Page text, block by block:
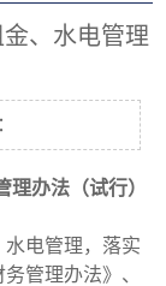
、水电管理
办法（试行）
电管理，落实
管理办法》、